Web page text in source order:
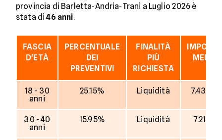
provincia di Barletta-Andria-Trani a Luglio 2026 è
stata di46 anni.
FASCIA
D'ETÀ
PERCENTUALE
DEI
PREVENTIVI
FINALITÀ
PIÙ
RICHIESTA
MEDIO
18 - 30
anni
25.15% Liquidità 7.430 €
30 - 40
anni
15.95% Liquidità 7.211 €